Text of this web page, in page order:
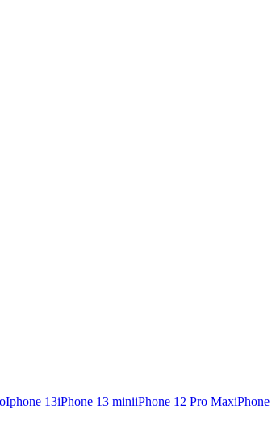
Iphone 13iPhone 13 miniiPhone 12 Pro MaxiPhone